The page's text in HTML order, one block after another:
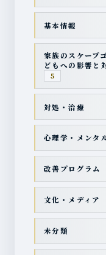
基本情報
家族のスケープ
どもへの影響と
5
対処・治療
心理学・メンタ
改善プログラム
文化・メディア
未分類